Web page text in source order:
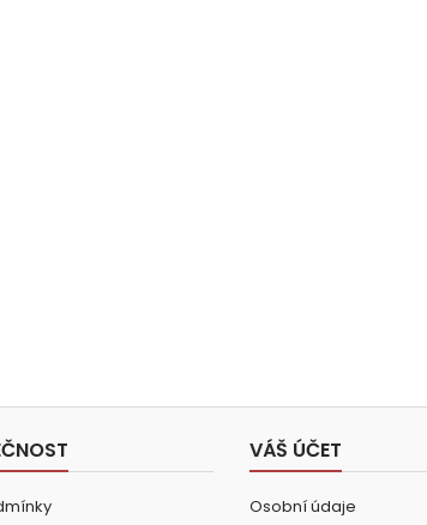
VÁŠ ÚČET
Osobní údaje